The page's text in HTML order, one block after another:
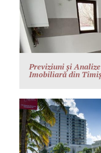
Previziuni și
Imobiliară din